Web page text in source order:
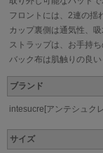
フロントには、2連の揺
カップ裏側は通気性、
ストラップは、お手持
バック布は肌触りの良い
ブランド
intesucre[アンテシュク
サイズ